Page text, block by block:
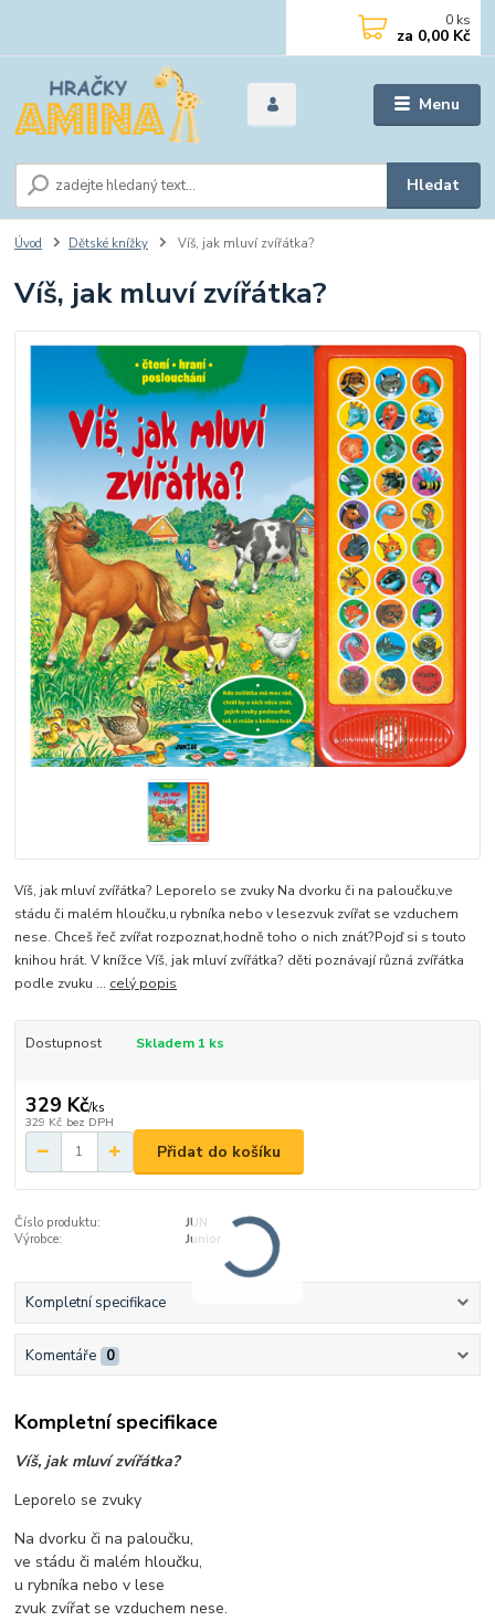
Menu
Hledat
0 ks
za 0,00 Kč
Úvod Dětské knížky Víš, jak mluví zvířátka?
Víš, jak mluví zvířátka?
Víš, jak mluví zvířátka? Leporelo se zvuky Na dvorku či na paloučku,ve
stádu či malém hloučku,u rybníka nebo v lesezvuk zvířat se vzduchem
nese. Chceš řeč zvířat rozpoznat,hodně toho o nich znát?Pojď si s touto
knihou hrát. V knížce Víš, jak mluví zvířátka? děti poznávají různá zvířátka
podle zvuku ... celý popis
Dostupnost Skladem 1 ks
329 Kč/ks
329 Kč bez DPH
Přidat do košíku
Číslo produktu:
JUN
Výrobce:
Junior
Kompletní specifikace
Komentáře 0
Kompletní specifikace
Víš, jak mluví zvířátka?
Leporelo se zvuky
Na dvorku či na paloučku,
ve stádu či malém hloučku,
u rybníka nebo v lese
zvuk zvířat se vzduchem nese.